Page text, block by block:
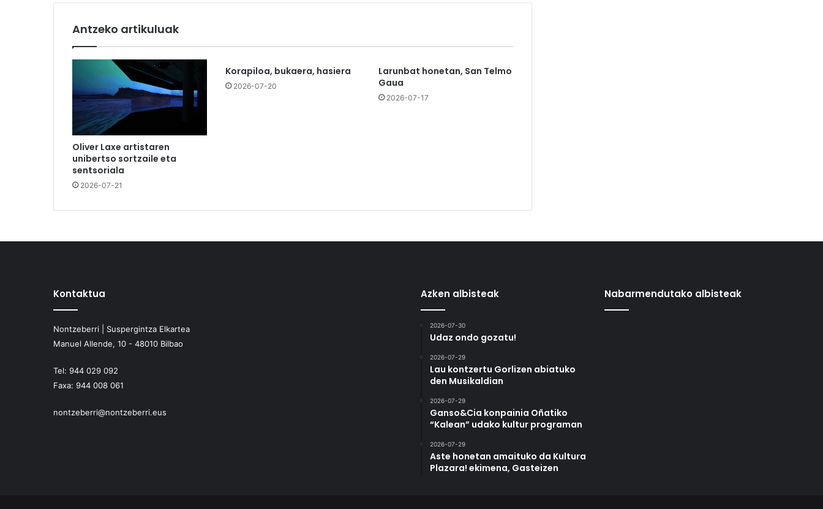
Antzeko artikuluak
Oliver Laxe artistaren
unibertso sortzaile eta
sentsoriala
2026-07-21
Korapiloa, bukaera, hasiera
2026-07-20
Larunbat honetan, San Telmo
Gaua
2026-07-17
Kontaktua
Nontzeberri | Suspergintza Elkartea
Manuel Allende, 10 - 48010 Bilbao
Tel: 944 029 092
Faxa: 944 008 061
nontzeberri@nontzeberri.eus
Azken albisteak
2026-07-30
Udaz ondo gozatu!
2026-07-29
Lau kontzertu Gorlizen abiatuko
den Musikaldian
2026-07-29
Ganso&Cia konpainia Oñatiko
“Kalean” udako kultur programan
2026-07-29
Aste honetan amaituko da Kultura
Plazara! ekimena, Gasteizen
Nabarmendutako albisteak